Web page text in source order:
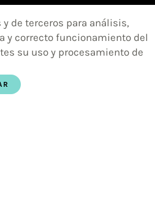
de terceros para análisis,
y correcto funcionamiento del
su uso y procesamiento de